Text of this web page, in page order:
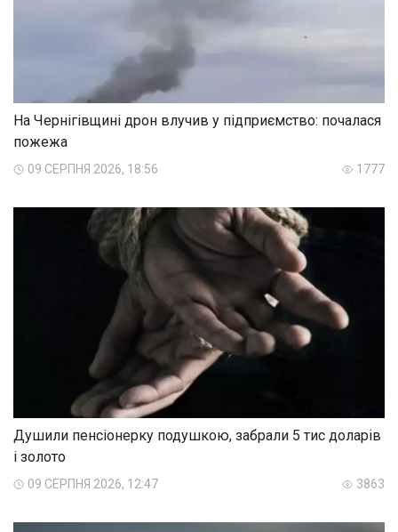
На Чернігівщині дрон влучив у підприємство: почалася
пожежа
09 СЕРПНЯ 2026, 18:56 1777
Душили пенсіонерку подушкою, забрали 5 тис доларів
і золото
09 СЕРПНЯ 2026, 12:47 3863